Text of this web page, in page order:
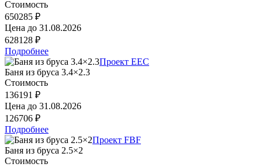
Стоимость
650285 ₽
Цена до 31.08.2026
628128 ₽
Подробнее
Проект EEC
Баня из бруса 3.4×2.3
Стоимость
136191 ₽
Цена до 31.08.2026
126706 ₽
Подробнее
Проект FBF
Баня из бруса 2.5×2
Стоимость